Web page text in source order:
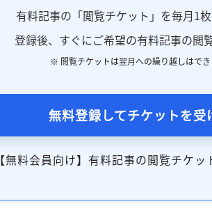
有料記事の「閲覧チケット」を毎月1枚
登録後、すぐにご希望の有料記事の閲
※ 閲覧チケットは翌月への繰り越しはでき
無料登録してチケットを受
【無料会員向け】有料記事の閲覧チケッ